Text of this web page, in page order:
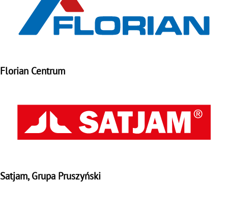
Florian Centrum
Satjam, Grupa Pruszyński